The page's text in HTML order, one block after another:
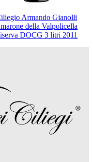
Armando Gianolli
della Valpolicella
DOCG 3 litri 2011